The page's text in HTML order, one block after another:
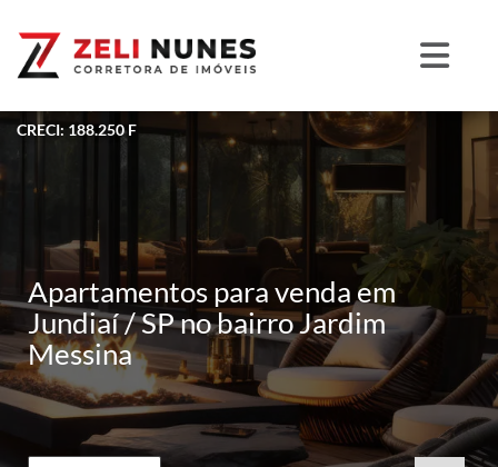
CRECI: 188.250 F
Apartamentos para venda em
Jundiaí / SP no bairro Jardim
Messina